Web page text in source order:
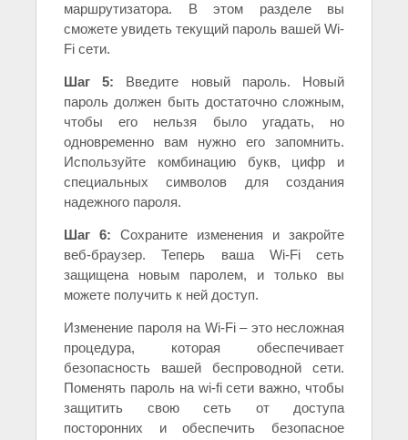
маршрутизатора. В этом разделе вы
сможете увидеть текущий пароль вашей Wi-
Fi сети.
Шаг 5: Введите новый пароль. Новый
пароль должен быть достаточно сложным,
чтобы его нельзя было угадать, но
одновременно вам нужно его запомнить.
Используйте комбинацию букв, цифр и
специальных символов для создания
надежного пароля.
Шаг 6: Сохраните изменения и закройте
веб-браузер. Теперь ваша Wi-Fi сеть
защищена новым паролем, и только вы
можете получить к ней доступ.
Изменение пароля на Wi-Fi – это несложная
процедура, которая обеспечивает
безопасность вашей беспроводной сети.
Поменять пароль на wi-fi сети важно, чтобы
защитить свою сеть от доступа
посторонних и обеспечить безопасное